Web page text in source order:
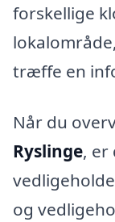
forskellige
træffe en
Når du
Ryslinge, er
og